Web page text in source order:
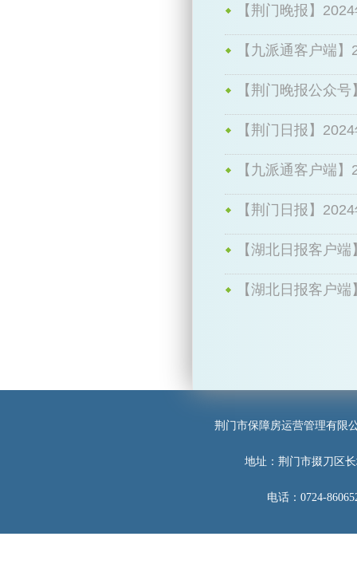
【荆门晚报】
【九派通客户端
【荆门晚报公众
【荆门日报】
【九派通客户端
【荆门日报】
【湖北日报客户
【湖北日报客户
荆门市保障房运营管理有限
地址：荆门市掇刀区
电话：0724-